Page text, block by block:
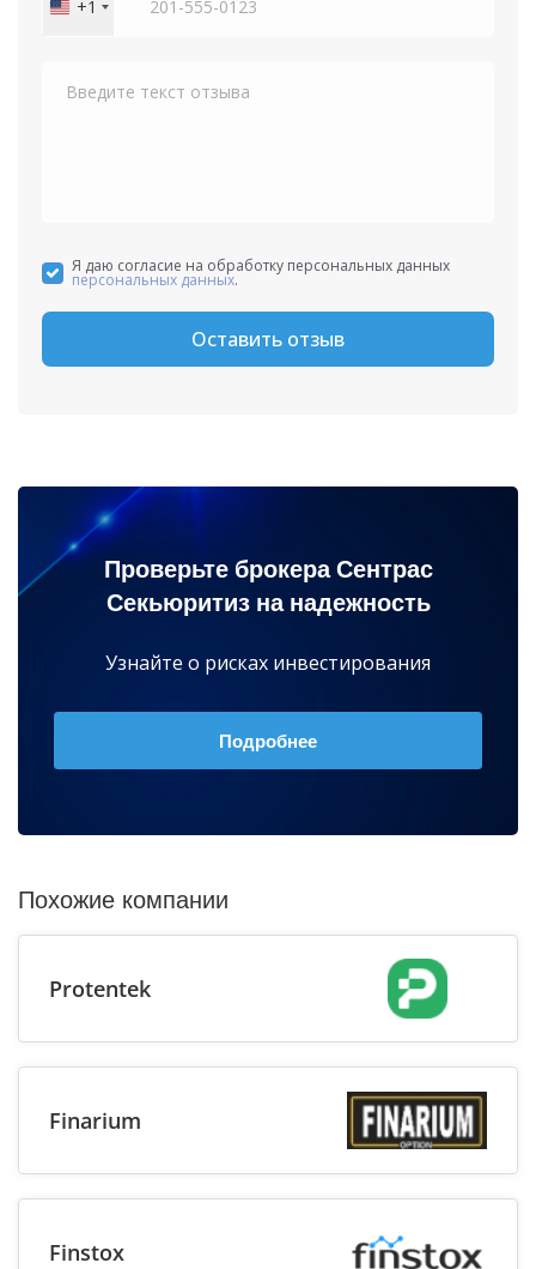
United
+1
Я даю согласие на обработку персональных данных
персональных данных.
Оставить отзыв
Проверьте брокера Сентрас
Секьюритиз на надежность
Узнайте о рисках инвестирования
Подробнее
Похожие компании
Protentek
Finarium
Finstox